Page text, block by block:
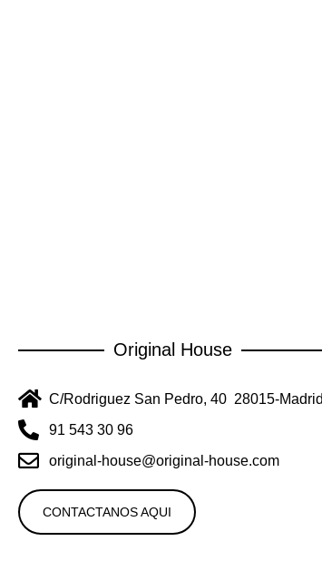
Original House
C/Rodriguez San Pedro, 40 28015-Madrid
91 543 30 96
original-house@original-house.com
CONTACTANOS AQUI